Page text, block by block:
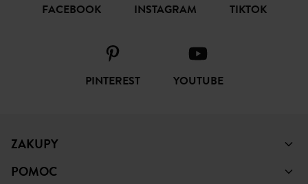
FACEBOOK INSTAGRAM TIKTOK
PINTEREST YOUTUBE
ZAKUPY
POMOC